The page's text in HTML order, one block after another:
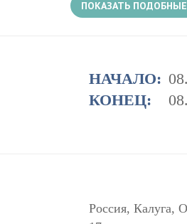
ПОКАЗАТЬ
НАЧАЛО:
КОНЕЦ:
Россия, Калуга,